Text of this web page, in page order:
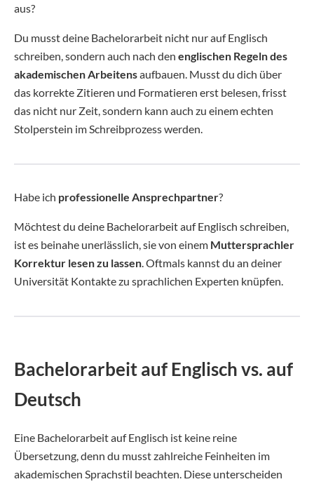
aus?
Du musst deine Bachelorarbeit nicht nur auf Englisch
schreiben, sondern auch nach den englischen Regeln des
akademischen Arbeitensaufbauen. Musst du dich über
das korrekte Zitieren und Formatieren erst belesen, frisst
das nicht nur Zeit, sondern kann auch zu einem echten
Stolperstein im Schreibprozess werden.
Habe ich professionelle Ansprechpartner?
Möchtest du deine Bachelorarbeit auf Englisch schreiben,
ist es beinahe unerlässlich, sie von einem Muttersprachler
Korrektur lesen zu lassen. Oftmals kannst du an deiner
Universität Kontakte zu sprachlichen Experten knüpfen.
Bachelorarbeit auf Englisch vs. auf
Deutsch
Eine Bachelorarbeit auf Englisch ist keine reine
Übersetzung, denn du musst zahlreiche Feinheiten im
akademischen Sprachstil beachten. Diese unterscheiden